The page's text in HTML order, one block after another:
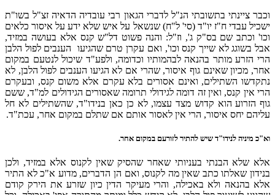
וכבר ציינתי בתשובתי הנ"ל לדברי הגאון רבי עובדיה הדאיה זצ"ל בשו"ת
ישכיל עבדי ח"ז יו"ד (סי' ל"ח) שנשאל על איש שלא ידע על איסור כלאים
וכו' וכתב שם בס"ק ג', וז"ל: והנה פשוט דל"ש קנס אלא בעושה במזיד,
אבל בשוגג לא שייך קנס וכו', ואם עקרן טרם שהגיעו הענבים לפול הלבן
הרי הזרע מותר בהנאה לבהמותיו וכדומה, ולפע"ד שיכול לנטעם במקום
אחר, מכיון שאינם גוף איסור, שהרי אם לא הגיעו הענבים לפול הלבן, לא
נתקדשו השתילים, ואינם אסורים בלא עקרם אלא משום קנס, ובעקרם
הרי אין קנס, ואין זה דומה לגידולי תרומה שאסורים הגידולים למ"ד, ששם
גוף הזרוע הוא קדוש מצד עצמו, לא כן כאן בנידו"ד, שהשתילים לא חל
עליהם יחס איסור, הרי אין לאסור אותם אם שתלם במקום אחר, עכת"ד.
וא"כ מיניה לנידו"ד שיש להתיר לזורעם במקום אחר.
אלא שלא הבנתי בעניותי שאחר שהסיק שאין לקנוס אלא במזיד, ולכן
בנידון שאלתו כתב שאין מה לקנוס, ואם הן הדברים, מדוע א"כ לא התיר
אלא בהנאה ולא באכילה, והרי מעיקר הדין כיון שזרע את הירק קודם